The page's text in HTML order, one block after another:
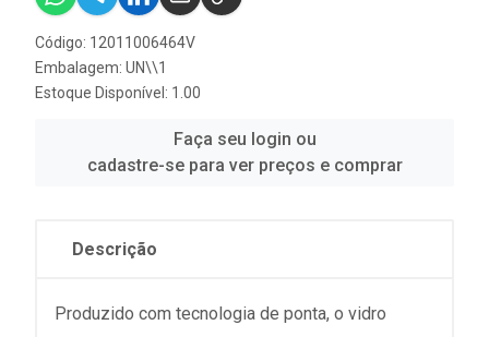
Código: 12011006464V
Embalagem: UN\\1
Estoque Disponível: 1.00
Faça seu login ou
cadastre-se para ver preços e comprar
Descrição
Produzido com tecnologia de ponta, o vidro